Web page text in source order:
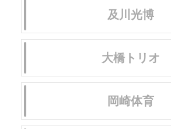
及川光博
大橋トリオ
岡崎体育